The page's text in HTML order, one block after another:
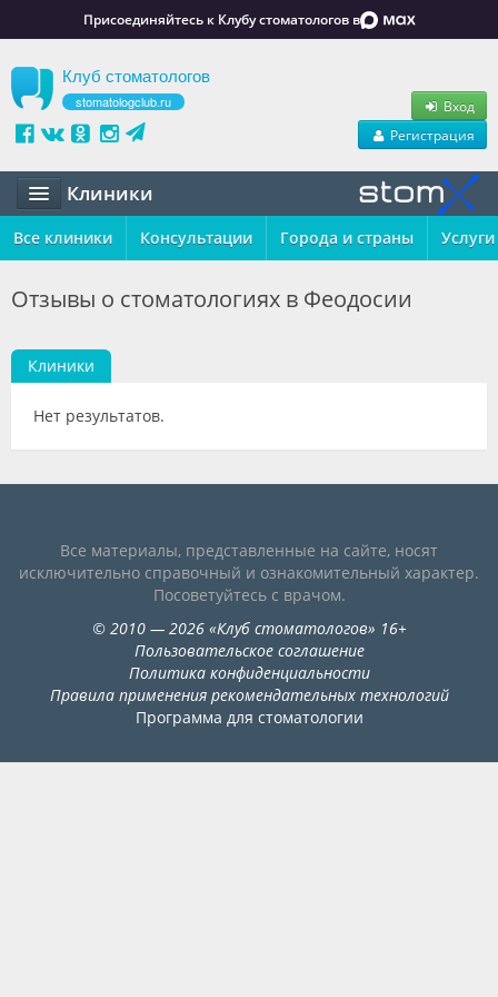
Присоединяйтесь к Клубу стоматологов в
Клуб стоматологов
stomatologclub.ru
Вход
Регистрация
Клиники
Статьи
Вакансии
Резюме
Форум
Галерея
Все клиники Консультации Города и страны Услуги
Отзывы о стоматологиях в Феодосии
Клиники
Нет результатов.
Все материалы, представленные на сайте, носят
исключительно справочный и ознакомительный характер.
Посоветуйтесь с врачом.
© 2010— 2026«Клуб стоматологов» 16+
Пользовательское соглашение
Политика конфиденциальности
Правила применения рекомендательных технологий
Программа для стоматологии